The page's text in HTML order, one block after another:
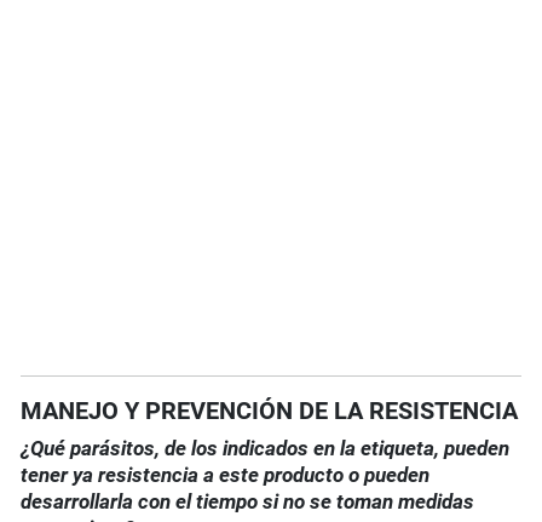
MANEJO Y PREVENCIÓN DE LA RESISTENCIA
¿Qué parásitos, de los indicados en la etiqueta, pueden
tener ya resistencia a este producto o pueden
desarrollarla con el tiempo si no se toman medidas